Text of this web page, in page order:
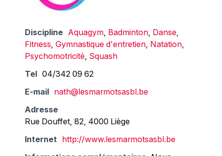
Discipline Aquagym, Badminton, Danse,
Fitness Gymnastique d'entretien, Natation,
Psychomotricité, Squash
Tel 04/342 09 62
E-mail nath@lesmarmotsasbl.be
Adresse
Rue Douffet, 82, 4000 Liège
Internet http://www.lesmarmotsasbl.be